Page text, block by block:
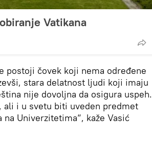
Vatikana
postoji čovek koji nema određene
stara delatnost ljudi koji imaju
nije dovoljna da osigura uspeh.
ali i u svetu biti uveden predmet
Univerzitetima“, kaže Vasić